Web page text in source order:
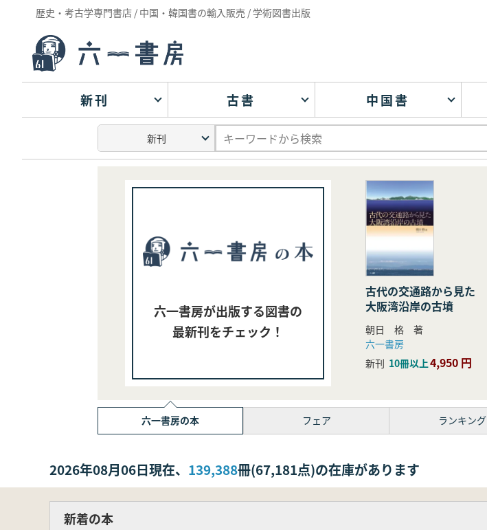
歴史・考古学専門書店 / 中国・韓国書の輸入販売 / 学術図書出版
新刊 古書 中国書
六一書房が出版する図書の
最新刊をチェック！
古代の交通路から見た
大阪湾沿岸の古墳
朝日 格 著
六一書房
新刊 10冊以上4,950 円
六一書房の本 フェア ランキング
2026年08月06日現在、 139,388冊(67,181点)の在庫があります
新着の本